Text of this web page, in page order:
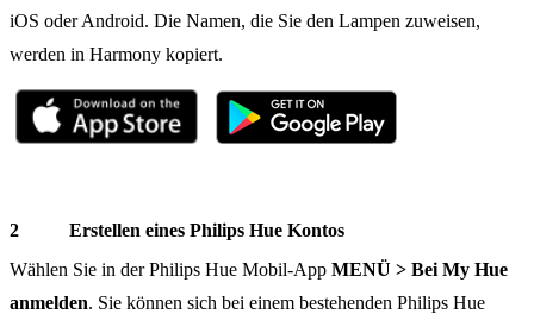
iOS oder Android. Die Namen, die Sie den Lampen zuweisen,
werden in Harmony kopiert.
Erstellen eines Philips Hue Kontos
Wählen Sie in der Philips Hue Mobil-App MENÜ > Bei My Hue
anmelden. Sie können sich bei einem bestehenden Philips Hue